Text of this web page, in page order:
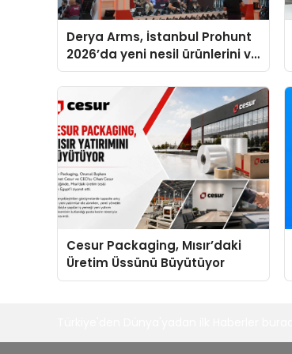
Derya Arms, İstanbul Prohunt
2026’da yeni nesil ürünlerini ve
global marka vizyonunu
sergiledi
Cesur Packaging, Mısır’daki
Üretim Üssünü Büyütüyor